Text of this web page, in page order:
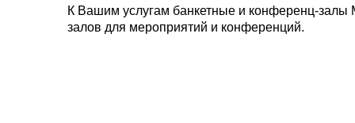
К Вашим услугам банкетные и конференц-залы
залов для мероприятий и конференций.